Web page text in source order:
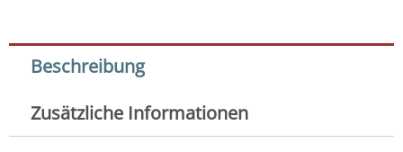
(1x
Pack)
Beschreibung
Zusätzliche Informationen